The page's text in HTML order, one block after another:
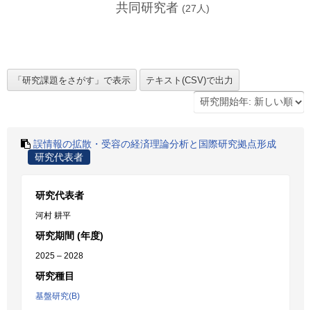
共同研究者 (27 人)
誤情報の拡散・受容の経済理論分析と国際研究拠点形成
研究代表者
研究代表者
河村 耕平
研究期間 (年度)
2025 – 2028
研究種目
基盤研究(B)